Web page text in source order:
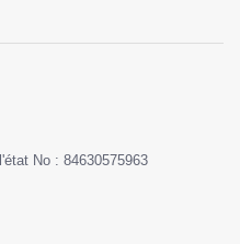
No : 84630575963